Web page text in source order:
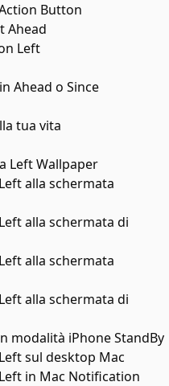
Button
Ahead
Left
Ahead o Since
tua vita
Left Wallpaper
alla schermata
alla schermata di
alla schermata
alla schermata di
modalità iPhone StandBy
sul desktop Mac
in Mac Notification